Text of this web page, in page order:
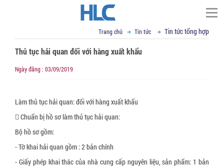
TÌM KIẾM
Trang chủ
Giới thiệu
Tầm nhìn sứ mệnh
Giá trị cốt lõi
Cơ sở vật chất
Phạm vi cung cấp
Cố định, nâng hạ hàng hóa
Dây đai Composite
VCI - chống mài mòn kim loại
Tin tức
Kỹ thuật đóng gói
Liên hệ
Trang chủ Tin tức Tin tức tổng hợp
Thủ tục hải quan đối với hàng xuất khẩu
Ngày đăng : 03/09/2019
Làm thủ tục hải quan: đối với hàng xuất khẩu
 Chuẩn bị hồ sơ làm thủ tục hải quan:
Bộ hồ sơ gồm:
- Tờ khai hải quan gồm : 2 bản chính
- Giấy phép khai thác của nhà cung cấp nguyên liệu, sản phẩm: 1 bản